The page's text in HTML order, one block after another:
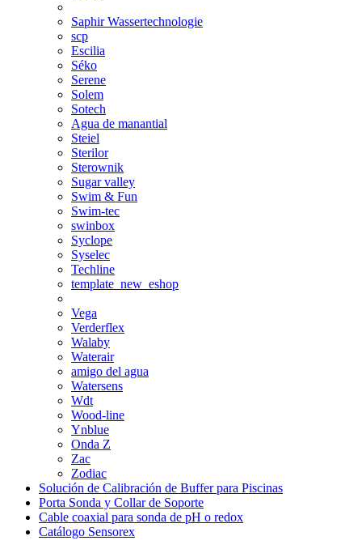
Saphir Wassertechnologie
scp
Escilia
Séko
Serene
Solem
Sotech
Agua de manantial
Steiel
Sterilor
Sterownik
Sugar valley
Swim & Fun
Swim-tec
swinbox
Syclope
Syselec
Techline
template_new_eshop
Vega
Verderflex
Walaby
Waterair
amigo del agua
Watersens
Wdt
Wood-line
Ynblue
Onda Z
Zac
Zodiac
Solución de Calibración de Buffer para Piscinas
Porta Sonda y Collar de Soporte
Cable coaxial para sonda de pH o redox
Catálogo Sensorex